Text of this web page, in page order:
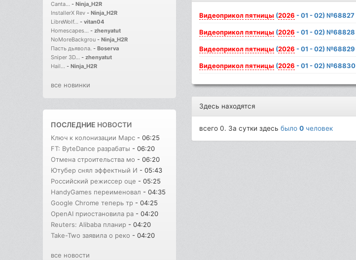
Canta... - Ninja_H2R
InstallerX Rev - Ninja_H2R
LibreWolf... - vitan04
Homescapes... - zhenyatut
NoMoreBackgrou - Ninja_H2R
Пасть дьявола. - Boserva
Sniper 3D... - zhenyatut
Hail... - Ninja_H2R
все новинки
ПОСЛЕДНИЕ НОВОСТИ
Ключ к колонизации Марс - 06:25
FT: ByteDance разрабаты - 06:20
Отмена строительства мо - 06:20
Ютубер снял эффектный И - 05:43
Российский режиссер оце - 05:25
HandyGames переименовал - 04:35
Google Chrome теперь тр - 04:25
OpenAI приостановила ра - 04:20
Reuters: Alibaba планир - 04:20
Take-Two заявила о реко - 04:20
все новости
Видеоприколпятницы (2026 - 01 - 02) №68827
Видеоприколпятницы (2026 - 01 - 02) №68828
Видеоприколпятницы (2026 - 01 - 02) №68829
Видеоприколпятницы (2026 - 01 - 02) №68830
Здесь находятся
всего 0. За сутки здесьбыло0 человек